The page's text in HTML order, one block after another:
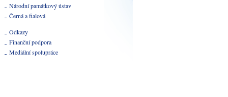
Národní památkový ústav
Černá a fialová
Odkazy
Finanční podpora
Mediální spolupráce